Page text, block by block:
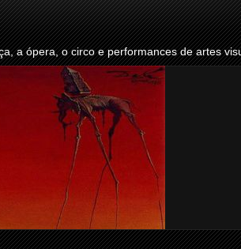
a ópera, o circo e performances de artes